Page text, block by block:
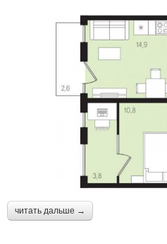
читать дальше →